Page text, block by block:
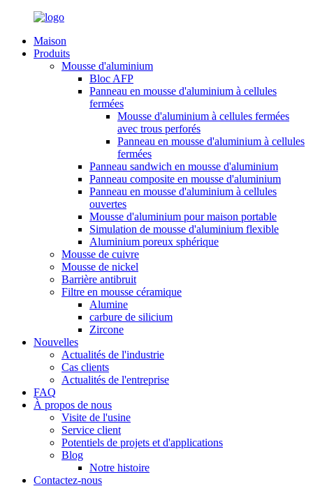
Maison
Produits
Mousse d'aluminium
Bloc AFP
Panneau en mousse d'aluminium à cellules
fermées
Mousse d'aluminium à cellules fermées
avec trous perforés
Panneau en mousse d'aluminium à cellules
fermées
Panneau sandwich en mousse d'aluminium
Panneau composite en mousse d'aluminium
Panneau en mousse d'aluminium à cellules
ouvertes
Mousse d'aluminium pour maison portable
Simulation de mousse d'aluminium flexible
Aluminium poreux sphérique
Mousse de cuivre
Mousse de nickel
Barrière antibruit
Filtre en mousse céramique
Alumine
carbure de silicium
Zircone
Nouvelles
Actualités de l'industrie
Cas clients
Actualités de l'entreprise
FAQ
À propos de nous
Visite de l'usine
Service client
Potentiels de projets et d'applications
Blog
Notre histoire
Contactez-nous